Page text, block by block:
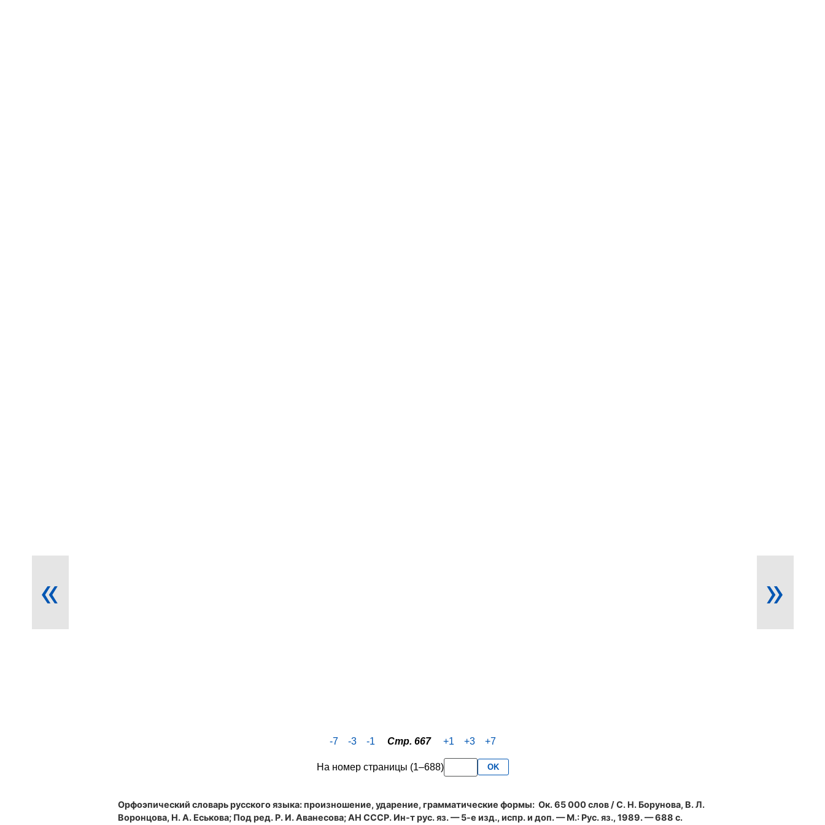
« »
-7 -3 -1 Стр. 667 +1 +3 +7
На номер страницы (1–688) OK
Орфоэпический словарь русского языка: произношение, ударение, грамматические формы: Ок. 65 000 слов / С. Н. Борунова, В. Л.
Воронцова, Н. А. Еськова; Под ред. Р. И. Аванесова; АН СССР. Ин-т рус. яз. — 5-е изд., испр. и доп. — М.: Рус. яз., 1989. — 688 с.